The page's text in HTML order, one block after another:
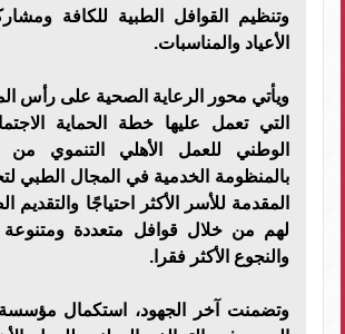
وتنظيم القوافل الطبية للكافة
الأعياد والمناسبات.
ويأتي محور الرعاية الصحية على رأس
التي تعمل عليها خطة الحماية
الوطني للعمل الأهلي التنموي من
بالمنظومة الخدمية في المجال الطبي
المقدمة للأسر الأكثر احتياجًا والتقديم
لهم من خلال قوافل متعددة ومتنوعة
والنجوع الأكثر فقرا.
وتضمنت آخر الجهود، استكمال مؤسسة